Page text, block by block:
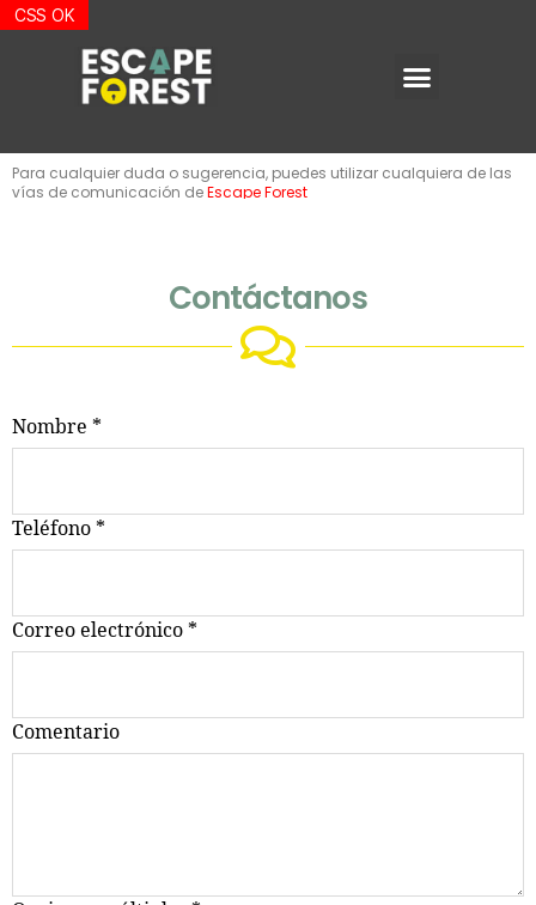
Para cualquier duda o sugerencia, puedes utilizar cualquiera de las
vías de comunicación deEscape Forest
Contáctanos
Nombre *
Teléfono *
Correo electrónico *
Comentario